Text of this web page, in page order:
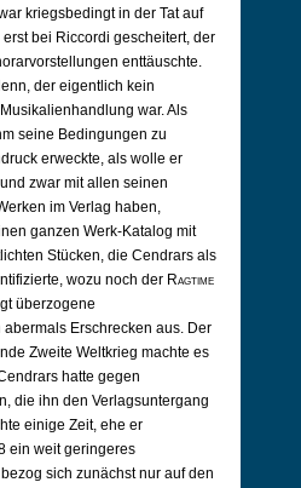
kriegsbedingt in der Tat auf
bei Riccordi gescheitert, der
enttäuschte.
der eigentlich kein
war. Als
seine Bedingungen zu
erweckte, als wolle er
zwar mit allen seinen
im Verlag haben,
ganzen Werk-Katalog mit
Stücken, die Cendrars als
wozu noch der Ragtime
überzogene
Erschrecken aus. Der
Zweite Weltkrieg machte es
hatte gegen
die ihn den Verlagsuntergang
einige Zeit, ehe er
ein weit geringeres
sich zunächst nur auf den